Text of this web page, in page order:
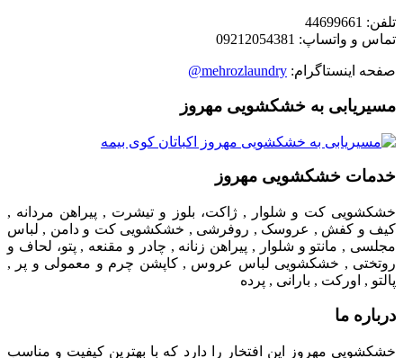
تلفن: 44699661
تماس و واتساپ: 09212054381
صفحه اینستاگرام: mehrozlaundry@
مسیریابی به خشکشویی مهروز
خدمات خشکشویی مهروز
خشکشویی کت و شلوار , ژاکت، بلوز و تیشرت , پیراهن مردانه ,
کیف و کفش , عروسک , روفرشی , خشکشویی کت و دامن , لباس
مجلسی , مانتو و شلوار , پیراهن زنانه , چادر و مقنعه , پتو، لحاف و
روتختی , خشکشویی لباس عروس , کاپشن چرم و معمولی و پر ,
پالتو , اورکت , بارانی , پرده
درباره ما
خشکشویی مهروز این افتخار را دارد که با بهترین کیفیت و مناسب